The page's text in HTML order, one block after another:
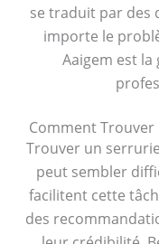
se traduit par des
importe le
Aaigem est
Comment Trouver
Trouver un
peut sembler
facilitent cette
des